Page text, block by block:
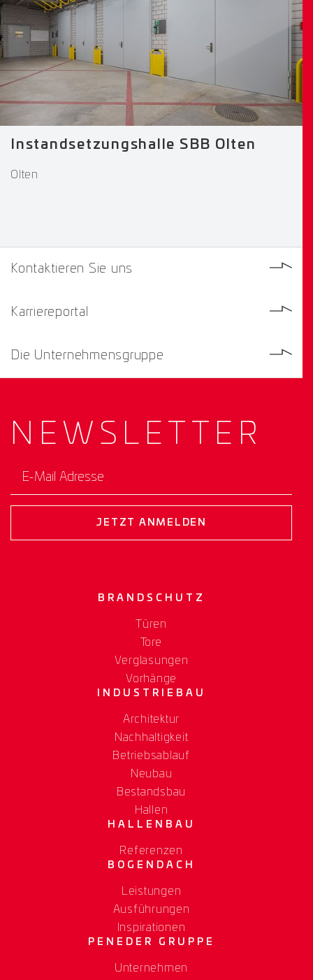
Instandsetzungshalle SBB Olten
Olten
Kontaktieren Sie uns
Karriereportal
Die Unternehmensgruppe
NEWS­ LETTER
E-Mail Adresse
JETZT ANMELDEN
BRANDSCHUTZ
Türen
Tore
Verglasungen
Vorhänge
INDUSTRIEBAU
Architektur
Nachhaltigkeit
Betriebsablauf
Neubau
Bestandsbau
Hallen
HALLENBAU
Referenzen
BOGENDACH
Leistungen
Ausführungen
Inspirationen
PENEDER GRUPPE
Unternehmen